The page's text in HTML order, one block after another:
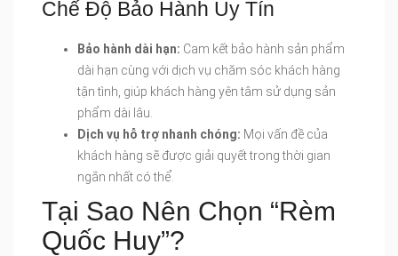
Chế Độ Bảo Hành Uy Tín
Bảo hành dài hạn: Cam kết bảo hành sản phẩm
dài hạn cùng với dịch vụ chăm sóc khách hàng
tận tình, giúp khách hàng yên tâm sử dụng sản
phẩm dài lâu.
Dịch vụ hỗ trợ nhanh chóng: Mọi vấn đề của
khách hàng sẽ được giải quyết trong thời gian
ngắn nhất có thể.
Tại Sao Nên Chọn “Rèm
Quốc Huy”?